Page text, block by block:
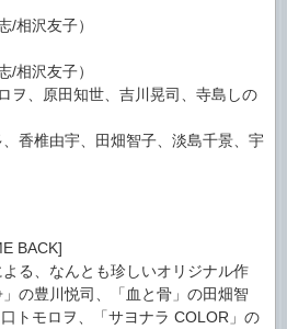
/相沢友子）
/相沢友子）
ヲ、原田知世、吉川晃司、寺島しの
由宇、田畑智子、淡島千景、宇
BACK]
よる、なんとも珍しいオリジナル作
の豊川悦司、「血と骨」の田畑智
トモロヲ、「サヨナラ COLOR」の